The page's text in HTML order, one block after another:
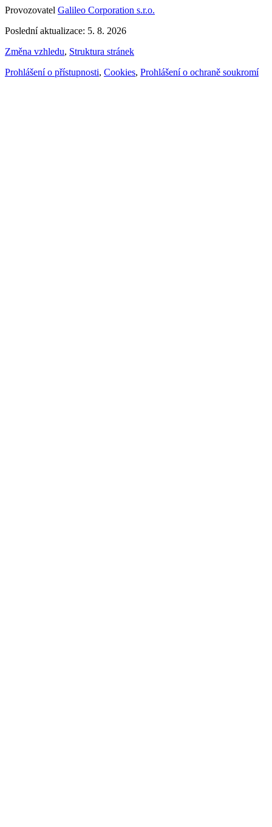
Provozovatel Galileo Corporation s.r.o.
Poslední aktualizace: 5. 8. 2026
Změna vzhledu, Struktura stránek
Prohlášení o přístupnosti, Cookies, Prohlášení o ochraně soukromí